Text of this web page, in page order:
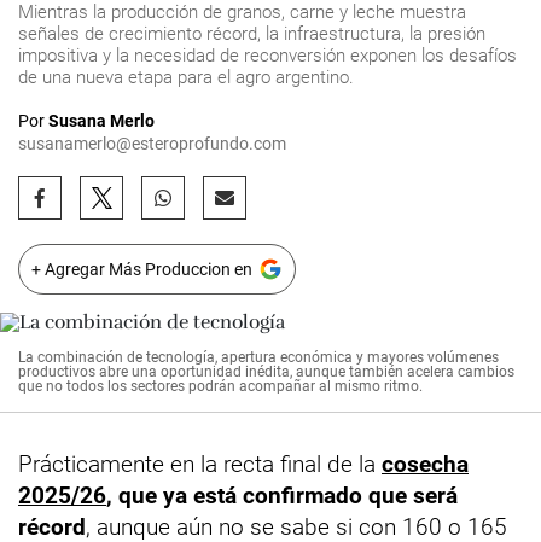
Mientras la producción de granos, carne y leche muestra
señales de crecimiento récord, la infraestructura, la presión
impositiva y la necesidad de reconversión exponen los desafíos
de una nueva etapa para el agro argentino.
PorSusana Merlo
susanamerlo@esteroprofundo.com
+ Agregar Más Produccion en
La combinación de tecnología, apertura económica y mayores volúmenes
productivos abre una oportunidad inédita, aunque también acelera cambios
que no todos los sectores podrán acompañar al mismo ritmo.
Prácticamente en la recta final de la cosecha
2025/26, que ya está confirmado que será
récord, aunque aún no se sabe si con 160 o 165